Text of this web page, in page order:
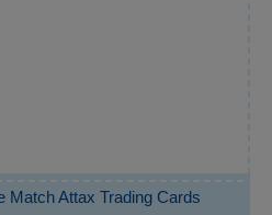
Match Attax Trading Cards